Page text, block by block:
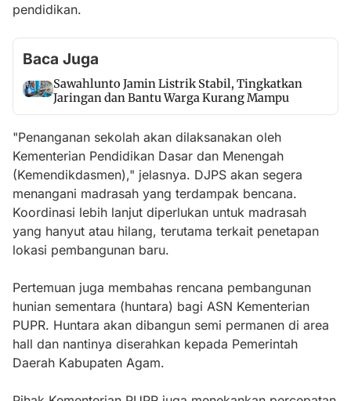
pendidikan.
Baca Juga
Sawahlunto Jamin Listrik Stabil, Tingkatkan
Jaringan dan Bantu Warga Kurang Mampu
"Penanganan sekolah akan dilaksanakan oleh
Kementerian Pendidikan Dasar dan Menengah
(Kemendikdasmen)," jelasnya. DJPS akan segera
menangani madrasah yang terdampak bencana.
Koordinasi lebih lanjut diperlukan untuk madrasah
yang hanyut atau hilang, terutama terkait penetapan
lokasi pembangunan baru.
Pertemuan juga membahas rencana pembangunan
hunian sementara (huntara) bagi ASN Kementerian
PUPR. Huntara akan dibangun semi permanen di area
hall dan nantinya diserahkan kepada Pemerintah
Daerah Kabupaten Agam.